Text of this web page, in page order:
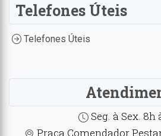
Telefones Úteis
Telefones Úteis
Seg. à Sex. 8h
Praça Comendador